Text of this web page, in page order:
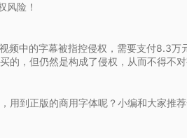
风险！
频中的字幕被指控侵权，需要支付8.3
的，但仍然是构成了侵权，从而不得不对
用到正版的商用字体呢？小编和大家推